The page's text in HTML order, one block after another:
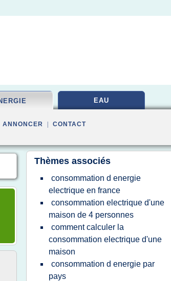
EAU
ANNONCER CONTACT
Thèmes associés
consommation d energie
electrique en france
consommation electrique d'une
maison de 4 personnes
comment calculer la
consommation electrique d'une
maison
consommation d energie par
pays